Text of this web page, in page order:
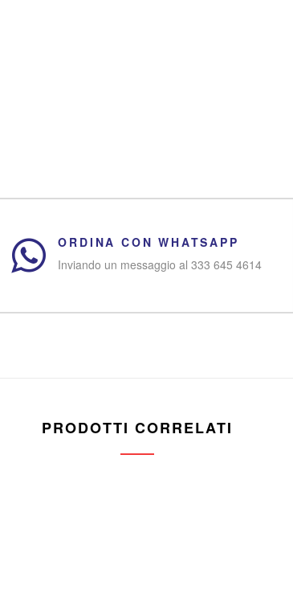
ORDINA CON WHATSAPP
Inviando un messaggio al 333 645 4614
PRODOTTI CORRELATI